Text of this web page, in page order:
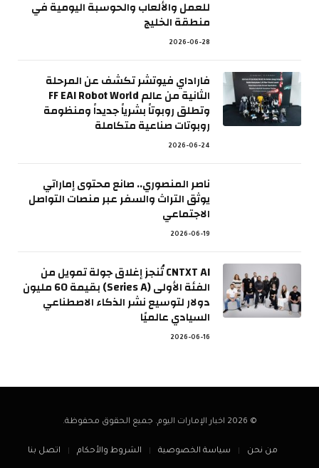
للعمل والألعاب والحوسبة اليومية في
منطقة الخليج
2026-06-28
فاراداي فيوتشر تكشف عن المرحلة
الثانية من عالم FF EAI Robot World
وتطلق روبوتاً بشرياً جديداً ومنظومة
روبوتات صناعية متكاملة
2026-06-24
ناصر المنصوري.. صانع محتوى إماراتي
يوثق التراث والسفر عبر منصات التواصل
الاجتماعي
2026-06-19
CNTXT AI تُنجز إغلاق جولة تمويل من
الفئة الأولى (Series A) بقيمة 60 مليون
دولار لتوسيع نشر الذكاء الاصطناعي
السيادي عالميًا
2026-06-16
© 2026 اخبار الإمارات اليوم. جميع الحقوق محفوظة.
من نحن سياسة الخصوصية الشروط والأحكام اتصل بنا